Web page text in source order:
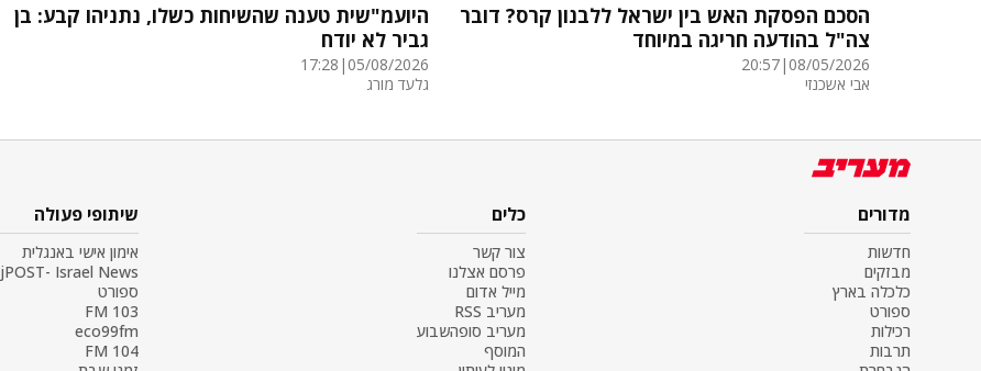
הסכם הפסקת האש בין ישראל ללבנון קרס? דובר
צה"ל בהודעה חריגה במיוחד
08/05/2026
|
20:57
אבי אשכנזי
היועמ"שית טענה שהשיחות כשלו, נתניהו קבע: בן
גביר לא יודח
05/08/2026
|
17:28
גלעד מורג
מדורים
חדשות
מבזקים
כלכלה בארץ
ספורט
רכילות
תרבות
כלים
צור קשר
פרסם אצלנו
מייל אדום
מעריב RSS
מעריב סופהשבוע
המוסף
שיתופי פעולה
אימון אישי באנגלית
jPOST- Israel News
ספורט
103 FM
eco99fm
104 FM